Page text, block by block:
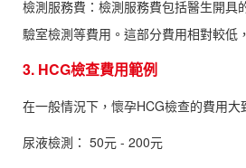
檢測服務費：檢測服務費包括醫生開具
驗室檢測等費用。這部分費用相對較低
3. HCG檢查費用範例
在一般情況下，懷孕HCG檢查的費用大
尿液檢測： 50元 - 200元